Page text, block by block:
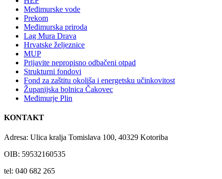
Međimurske vode
Prekom
Međimurska priroda
Lag Mura Drava
Hrvatske željeznice
MUP
Prijavite nepropisno odbačeni otpad
Strukturni fondovi
Fond za zaštitu okoliša i energetsku učinkovitost
Županijska bolnica Čakovec
Međimurje Plin
KONTAKT
Adresa: Ulica kralja Tomislava 100, 40329 Kotoriba
OIB: 59532160535
tel: 040 682 265